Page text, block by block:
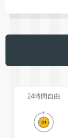
24時間自由